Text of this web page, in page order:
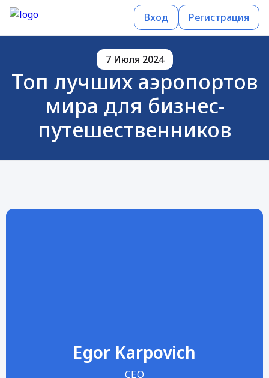
Вход Регистрация
7 Июля 2024
Топ лучших аэропортов
мира для бизнес-
путешественников
Egor Karpovich
CEO